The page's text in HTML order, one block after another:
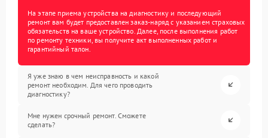
На этапе приема устройства на диагностику и последующий
ремонт вам будет предоставлен заказ-наряд с указанием страховых
обязательств на ваше устройство. Далее, после выполнения работ
по ремонту техники, вы получите акт выполненных работ и
гарантийный талон.
Я уже знаю в чем неисправность и какой
ремонт необходим. Для чего проводить
диагностику?
Мне нужен срочный ремонт. Сможете
сделать?